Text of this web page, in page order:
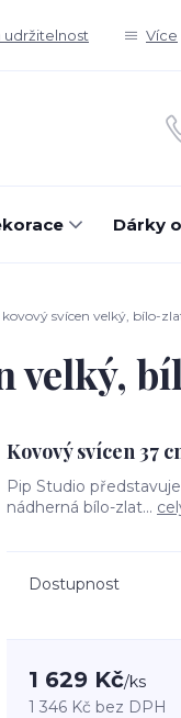
udržitelnost Více
Dárky
svícen velký, bílo-
velký,
Kovový svícen 37
Pip Studio
nádherná bílo-zlat...
Dostupnost
1 629 Kč/ks
1 346 Kč bez DPH